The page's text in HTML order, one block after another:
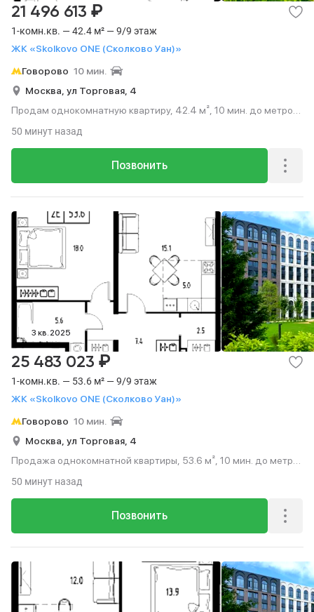
1-комн.кв. — 42.4 м² — 9/9 этаж
ЖК «Skolkovo ONE (Сколково Уан)»
21 496 613 ₽
Говорово 10 мин.
Москва, ул Торговая, 4
Продам однокомнатную квартиру, 42.4 м², 10 мин. до метро
Позвонить
50 минут назад
3 кв. 2025
1-комн.кв. — 53.6 м² — 9/9 этаж
ЖК «Skolkovo ONE (Сколково Уан)»
25 483 023 ₽
Говорово 10 мин.
Москва, ул Торговая, 4
Продажа однокомнатной квартиры, 53.6 м², 10 мин. до метро
Позвонить
50 минут назад